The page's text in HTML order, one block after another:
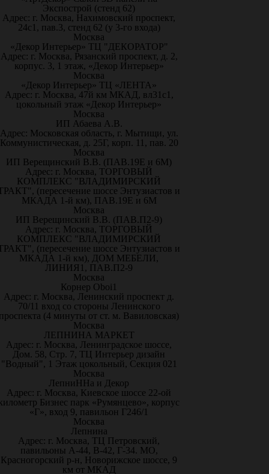
Экспострой (стенд 62)
Адрес: г. Москва, Нахимовский проспект,
24с1, пав.3, стенд 62 (у 3-го входа)
Москва
«Декор Интерьер» ТЦ "ДЕКОРАТОР"
Адрес: г. Москва, Рязанский проспект, д. 2,
корпус. 3, 1 этаж, «Декор Интерьер»
Москва
«Декор Интерьер» ТЦ «ЛЕНТА»
Адрес: г. Москва, 47й км МКАД, вл31с1,
цокольный этаж «Декор Интерьер»
Москва
ИП Абаева А.В.
Адрес: Московская область, г. Мытищи, ул.
Коммунистическая, д. 25Г, корп. 11, пав. 20
Москва
ИП Верещинский В.В. (ПАВ.19Е и 6М)
Адрес: г. Москва, ТОРГОВЫЙ
КОМПЛЕКС "ВЛАДИМИРСКИЙ
(пересечение шоссе Энтузиастов и
МКАДА 1-й км), ПАВ.19Е и 6М
Москва
ИП Верещинский В.В. (ПАВ.П2-9)
Адрес: г. Москва, ТОРГОВЫЙ
КОМПЛЕКС "ВЛАДИМИРСКИЙ
(пересечение шоссе Энтузиастов и
МКАДА 1-й км), ДОМ МЕБЕЛИ,
ЛИНИЯ1, ПАВ.П2-9
Москва
Корнер Oboi1
Адрес: г. Москва, Ленинский проспект д.
70/11 вход со стороны Ленинского
(4 минуты от ст. м. Вавиловская)
Москва
ЛЕПНИНА МАРКЕТ
Адрес: г. Москва, Ленинградское шоссе,
Дом. 58, Стр. 7, ТЦ Интерьер дизайн
"Водный", 1 Этаж цокольный, Секция 021
Москва
ЛепниННа и Декор
Адрес: г. Москва, Киевское шоссе 22-ой
Бизнес парк «Румянцево», корпус
«Г», вход 9, павильон Г246/1
Москва
Лепнина
Адрес: г. Москва, ТЦ Петровский,
павильоны А-44, В-42, Г-34. МО,
Красногорский р-н, Новорижское шоссе, 9
км от МКАД